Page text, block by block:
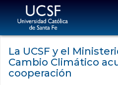
La UCSF y el
Cambio Climático
cooperación